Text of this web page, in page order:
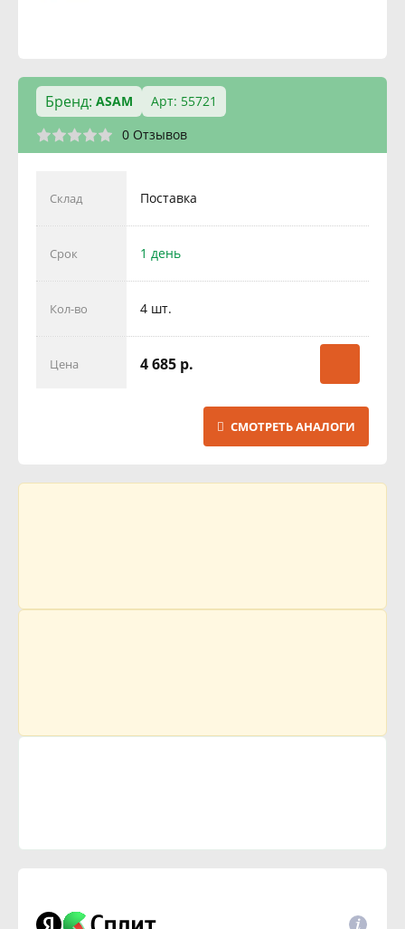
Бренд: ASAM
Арт: 55721
0 Отзывов
Склад Поставка
Срок 1 день
Кол-во 4 шт.
Цена 4 685 р.
СМОТРЕТЬ АНАЛОГИ